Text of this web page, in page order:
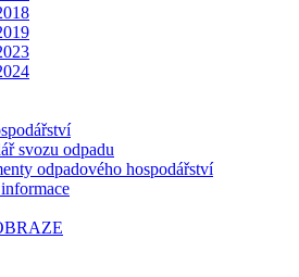
svozu odpadu
odpadového hospodářství